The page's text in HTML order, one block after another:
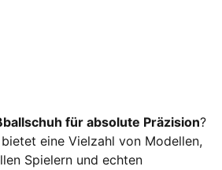
für absolute Präzision?
bietet eine Vielzahl von Modellen,
Spielern und echten